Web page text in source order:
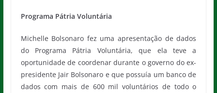
Programa Pátria Voluntária
Michelle Bolsonaro fez uma apresentação de dados
do Programa Pátria Voluntária, que ela teve a
oportunidade de coordenar durante o governo do ex-
presidente Jair Bolsonaro e que possuía um banco de
dados com mais de 600 mil voluntários de todo o